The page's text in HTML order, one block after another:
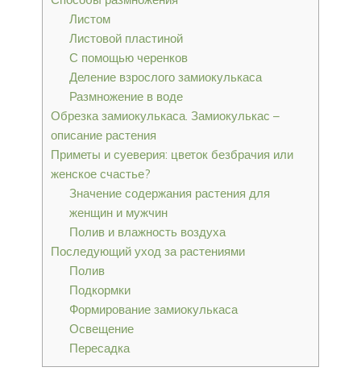
Листом
Листовой пластиной
С помощью черенков
Деление взрослого замиокулькаса
Размножение в воде
Обрезка замиокулькаса. Замиокулькас –
описание растения
Приметы и суеверия: цветок безбрачия или
женское счастье?
Значение содержания растения для
женщин и мужчин
Полив и влажность воздуха
Последующий уход за растениями
Полив
Подкормки
Формирование замиокулькаса
Освещение
Пересадка